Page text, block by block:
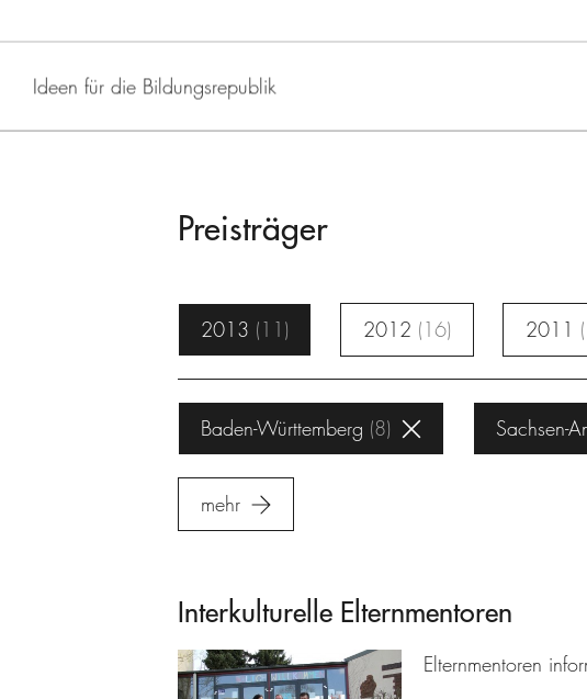
Ideen für die Bildungsrepublik
Preisträger
2013 11 2012 16 2011
Baden-Württemberg 8 Sachsen-
mehr
Interkulturelle Elternmentoren
Elternmentoren